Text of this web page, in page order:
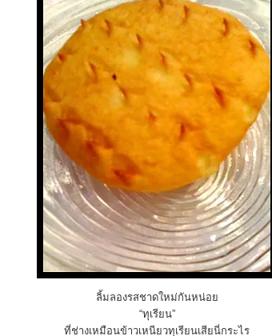
ลิ้มลองรสชาดใหม่กันหน่อย
“ทุเรียน”
ที่ช่างเหมือนข้าวเหนียวทุเรียนเสียนี่กระไร